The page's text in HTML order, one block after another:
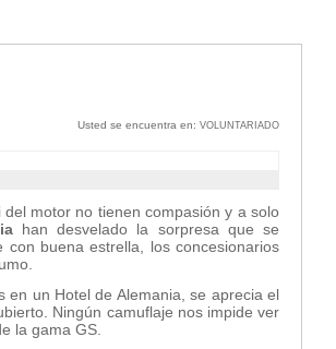
Usted se encuentra en: VOLUNTARIADO
motor no tienen compasión y a solo
han desvelado la sorpresa que se
con buena estrella, los concesionarios
en un Hotel de Alemania, se aprecia el
Ningún camuflaje nos impide ver
la gama GS.